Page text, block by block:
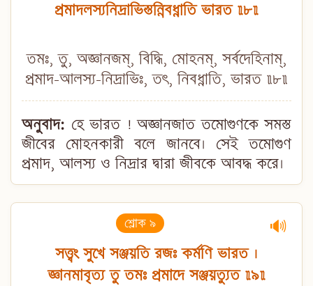
প্রমাদলস্যনিদ্রাভিস্তন্নিবধ্নাতি ভারত ॥৮॥
তমঃ, তু, অজ্ঞানজম্, বিদ্ধি, মোহনম্, সর্বদেহিনাম্,
প্রমাদ-আলস্য-নিদ্রাভিঃ, তৎ, নিবধ্নাতি, ভারত ॥৮॥
অনুবাদ: হে ভারত ! অজ্ঞানজাত তমোগুণকে সমস্ত
জীবের মোহনকারী বলে জানবে। সেই তমোগুণ
প্রমাদ, আলস্য ও নিদ্রার দ্বারা জীবকে আবদ্ধ করে।
শ্লোক ৯ 🔊
সত্ত্বং সুখে সঞ্জয়তি রজঃ কর্মণি ভারত ।
জ্ঞানমাবৃত্য তু তমঃ প্রমাদে সঞ্জয়ত্যুত ॥৯॥